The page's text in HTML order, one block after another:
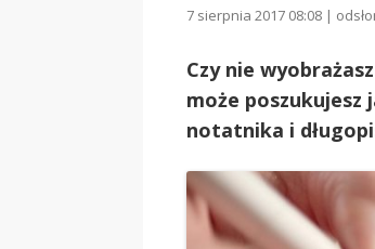
7 sierpnia 2017 08:08 |
Czy nie
może
notatnika i